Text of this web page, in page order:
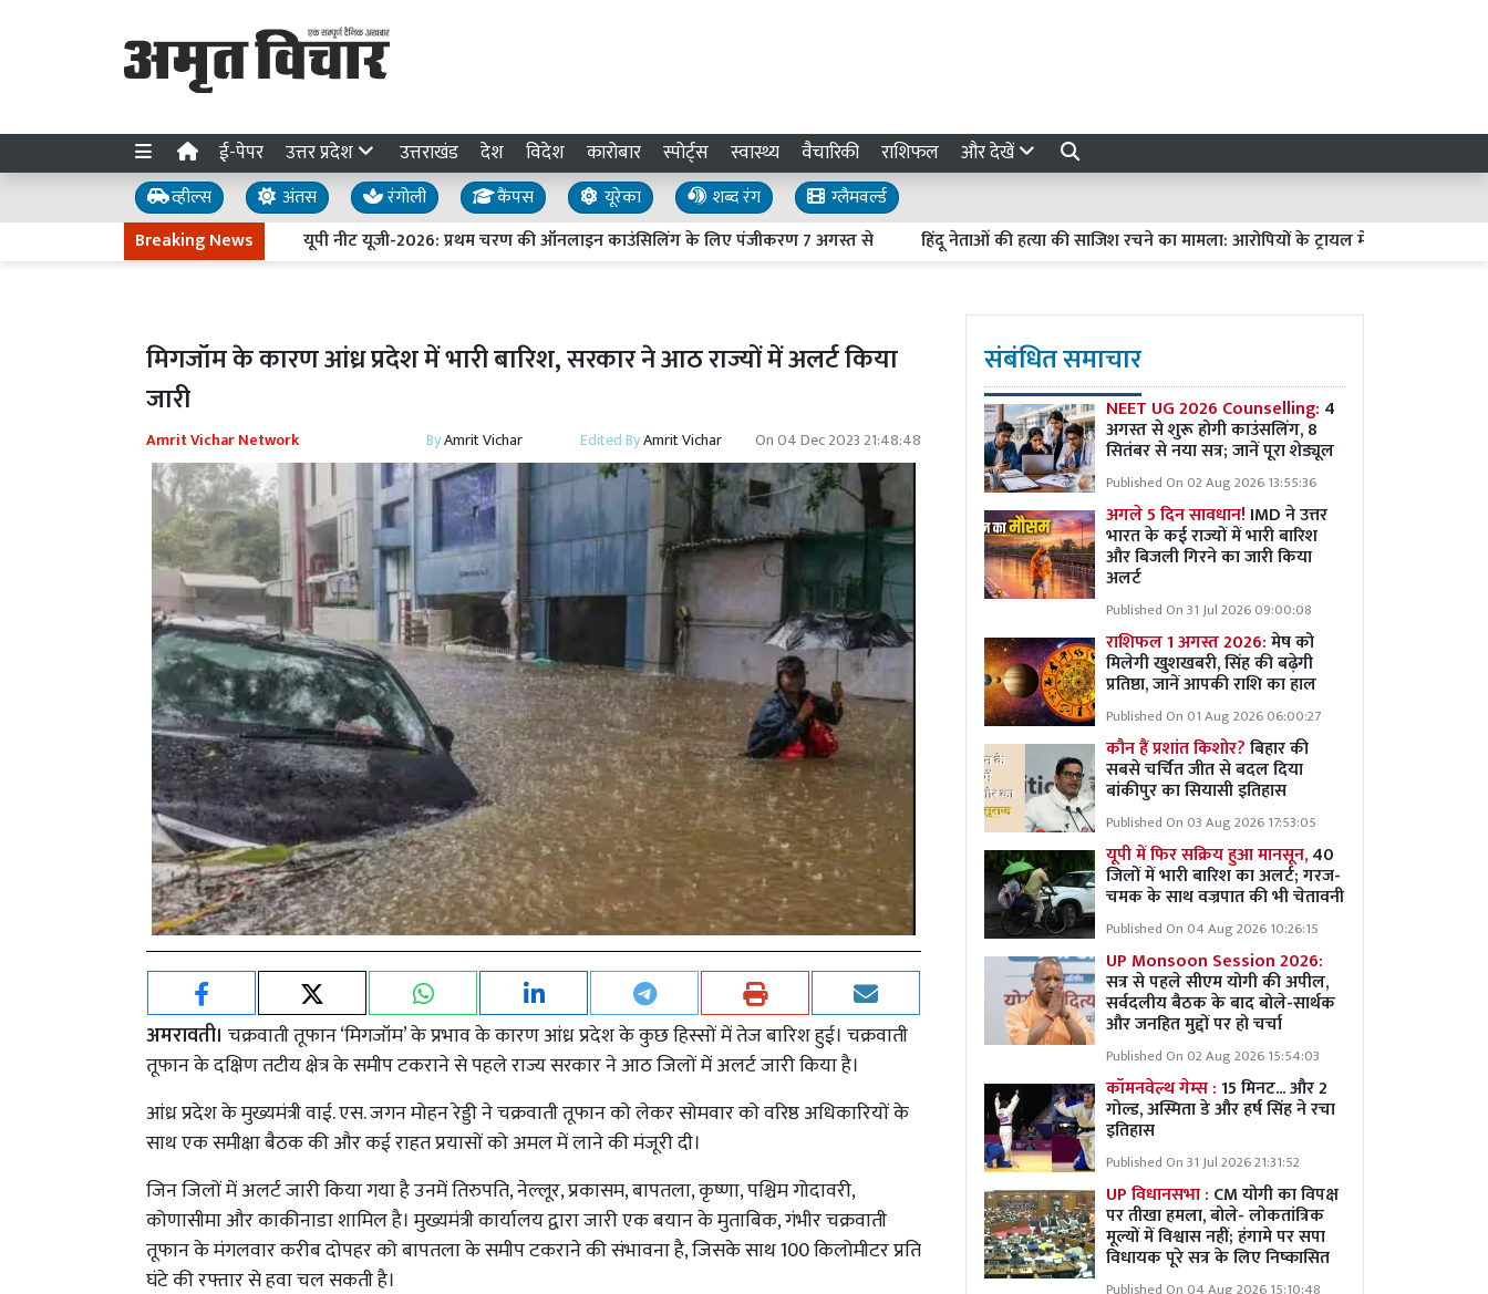
ई-पेपर उत्तर प्रदेश उत्तराखंड देश विदेश कारोबार स्पोर्ट्स स्वास्थ्य वैचारिकी राशिफल और देखें
व्हील्स अंतस रंगोली कैंपस यूरेका शब्द रंग
ग्लैमवर्ल्ड
Breaking News
यूपी नीट यूजी-2026: प्रथम चरण की ऑनलाइन काउंसिलिंग के लिए पंजीकरण 7 अगस्त से हिंदू नेताओं की हत्या की साजिश रचने का मामला: आरोपियों के ट्रायल में देरी पर हाईकोर्ट सख्त,
मिगजॉम के कारण आंध्र प्रदेश में भारी बारिश, सरकार ने आठ राज्यों में अलर्ट किया
जारी
Amrit Vichar Network ByAmrit Vichar Edited ByAmrit Vichar On04 Dec 2023 21:48:48
अमरावती। चक्रवाती तूफान ‘मिगजॉम’ के प्रभाव के कारण आंध्र प्रदेश के कुछ हिस्सों में तेज बारिश हुई। चक्रवाती
तूफान के दक्षिण तटीय क्षेत्र के समीप टकराने से पहले राज्य सरकार ने आठ जिलों में अलर्ट जारी किया है।
आंध्र प्रदेश के मुख्यमंत्री वाई. एस. जगन मोहन रेड्डी ने चक्रवाती तूफान को लेकर सोमवार को वरिष्ठ अधिकारियों के
साथ एक समीक्षा बैठक की और कई राहत प्रयासों को अमल में लाने की मंजूरी दी।
जिन जिलों में अलर्ट जारी किया गया है उनमें तिरुपति, नेल्लूर, प्रकासम, बापतला, कृष्णा, पश्चिम गोदावरी,
कोणासीमा और काकीनाडा शामिल है। मुख्यमंत्री कार्यालय द्वारा जारी एक बयान के मुताबिक, गंभीर चक्रवाती
तूफान के मंगलवार करीब दोपहर को बापतला के समीप टकराने की संभावना है, जिसके साथ 100 किलोमीटर प्रति
घंटे की रफ्तार से हवा चल सकती है।
संबंधित समाचार
NEET UG 2026 Counselling: 4
अगस्त से शुरू होगी काउंसलिंग, 8
सितंबर से नया सत्र; जानें पूरा शेड्यूल
Published On 02 Aug 2026 13:55:36
अगले 5 दिन सावधान! IMD ने उत्तर
भारत के कई राज्यों में भारी बारिश
और बिजली गिरने का जारी किया
अलर्ट
Published On 31 Jul 2026 09:00:08
राशिफल 1 अगस्त 2026:मेष को
मिलेगी खुशखबरी, सिंह की बढ़ेगी
प्रतिष्ठा, जानें आपकी राशि का हाल
Published On 01 Aug 2026 06:00:27
कौन हैं प्रशांत किशोर?बिहार की
सबसे चर्चित जीत से बदल दिया
बांकीपुर का सियासी इतिहास
Published On 03 Aug 2026 17:53:05
यूपी में फिर सक्रिय हुआ मानसून,40
जिलों में भारी बारिश का अलर्ट; गरज-
चमक के साथ वज्रपात की भी चेतावनी
Published On 04 Aug 2026 10:26:15
UP Monsoon Session 2026:
सत्र से पहले सीएम योगी की अपील,
सर्वदलीय बैठक के बाद बोले-सार्थक
और जनहित मुद्दों पर हो चर्चा
Published On 02 Aug 2026 15:54:03
कॉमनवेल्थ गेम्स :15 मिनट... और 2
गोल्ड, अस्मिता डे और हर्ष सिंह ने रचा
इतिहास
Published On 31 Jul 2026 21:31:52
UP विधानसभा : CM योगी का विपक्ष
पर तीखा हमला, बोले- लोकतांत्रिक
मूल्यों में विश्वास नहीं; हंगामे पर सपा
विधायक पूरे सत्र के लिए निष्कासित